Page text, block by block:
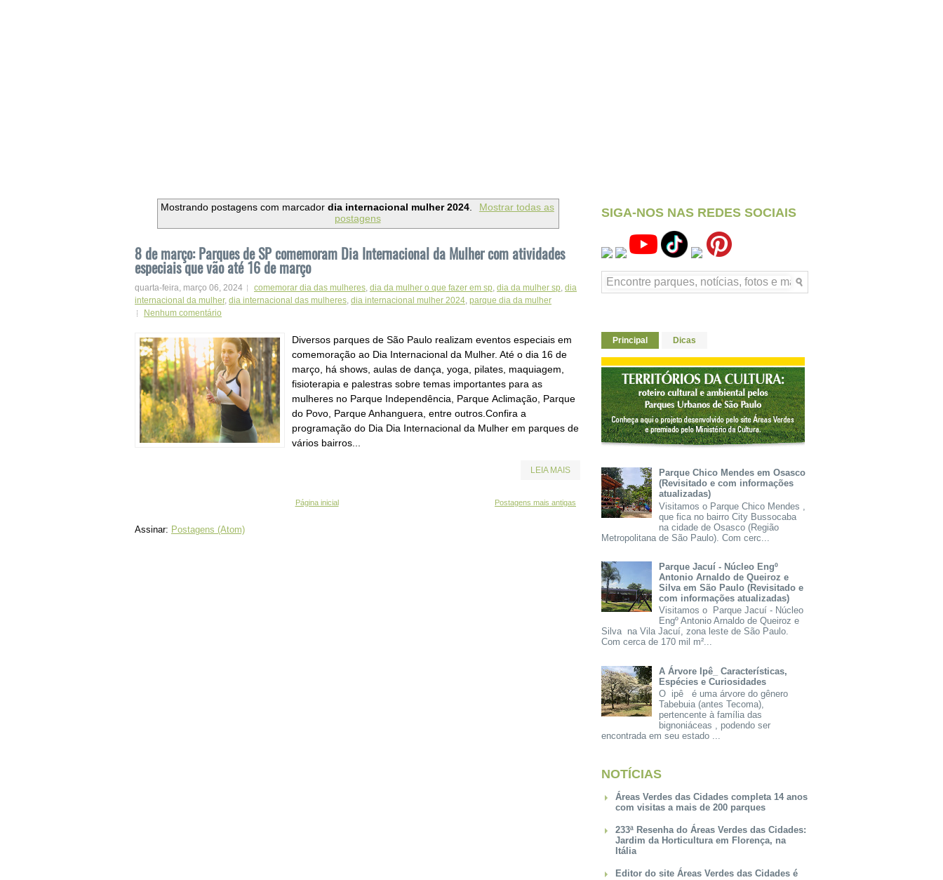
Mostrando postagens com marcadordia internacional mulher 2024.
Mostrar todas as
postagens
8 de março: Parques de SP comemoram Dia Internacional da Mulher com atividades
especiais que vão até 16 de março
quarta-feira, março 06, 2024 comemorar dia das mulheres dia da mulher o que fazer em sp dia da mulher sp dia
internacional da mulher, dia internacional das mulheres dia internacional mulher 2024 parque dia da mulher
Nenhum comentário
Diversos parques de São Paulo realizam eventos especiais em
comemoração ao Dia Internacional da Mulher. Até o dia 16 de
março, há shows, aulas de dança, yoga, pilates, maquiagem,
fisioterapia e palestras sobre temas importantes para as
mulheres no Parque Independência, Parque Aclimação, Parque
do Povo, Parque Anhanguera, entre outros.Confira a
programação do Dia Dia Internacional da Mulher em parques de
vários bairros...
LEIA MAIS
Postagens mais antigas
Página inicial
Assinar: Postagens (Atom)
SIGA-NOS NAS REDES SOCIAIS
Principal Dicas
Parque Chico Mendes em Osasco
(Revisitado e com informações
atualizadas)
Visitamos o Parque Chico Mendes ,
que fica no bairro City Bussocaba
na cidade de Osasco (Região
Metropolitana de São Paulo). Com cerc...
Parque Jacuí - Núcleo Engº
Antonio Arnaldo de Queiroz e
Silva em São Paulo (Revisitado e
com informações atualizadas)
Visitamos o Parque Jacuí - Núcleo
Engº Antonio Arnaldo de Queiroz e
Silva na Vila Jacuí, zona leste de São Paulo.
Com cerca de 170 mil m²...
A Árvore Ipê_ Características,
Espécies e Curiosidades
O ipê é uma árvore do gênero
Tabebuia (antes Tecoma),
pertencente à família das
bignoniáceas , podendo ser
encontrada em seu estado ...
NOTÍCIAS
Áreas Verdes das Cidades completa 14 anos
com visitas a mais de 200 parques
233ª Resenha do Áreas Verdes das Cidades:
Jardim da Horticultura em Florença, na
Itália
Editor do site Áreas Verdes das Cidades é